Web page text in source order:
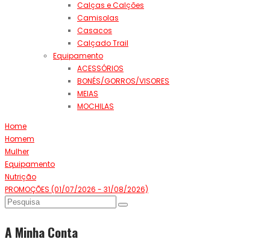
Calças e Calções
Camisolas
Casacos
Calçado Trail
Equipamento
ACESSÓRIOS
BONÉS/GORROS/VISORES
MEIAS
MOCHILAS
Home
Homem
Mulher
Equipamento
Nutrição
PROMOÇÕES (01/07/2026 - 31/08/2026)
A Minha Conta